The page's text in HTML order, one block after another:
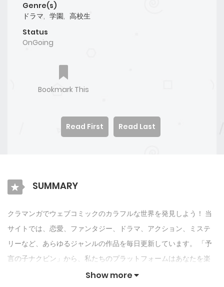
Genre(s)
ドラマ, 学園, 高校生
Status
OnGoing
Bookmark This
Read First Read Last
SUMMARY
クラマンガでウェブコミックのカラフルな世界を発見しよう！ 当
サイトでは、恋愛、ファンタジー、ドラマ、アクション、ミステ
リーなど、あらゆるジャンルの作品を毎日更新しています。 「予
言の子ナクビン」から、私たちのプラットフォームはあなたを楽
しませ続けるためにオリジナル作品とIPを紹介します. クラマンガ
Show more